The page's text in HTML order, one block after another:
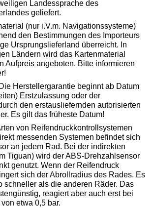
Landessprache des
geliefert.
(nur i.V.m. Navigationssysteme)
den Bestimmungen des Importeurs
Ursprungslieferland überreicht. In
Ländern wird das Kartenmaterial
Aufpreis angeboten. Bitte informieren
Herstellergarantie beginnt ab Datum
Erstzulassung oder der
den erstausliefernden autorisierten
Es gilt das früheste Datum!
von Reifendruckkontrollsystemen
messenden Systemen befindet sich
an jedem Rad. Bei der indirekten
Tiguan) wird der ABS-Drehzahlsensor
genutzt. Wenn der Reifendruck
sich der Abrollradius des Rades. Es
schneller als die anderen Räder. Das
reagiert aber auch erst bei
etwa 0,5 bar.